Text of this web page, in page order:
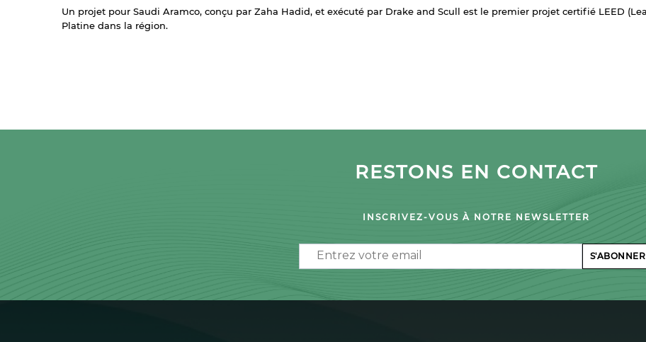
Un projet pour Saudi Aramco, conçu par Zaha Hadid, et exécuté par Drake and Scull est le premier projet certifié LEED
Platine dans la région.
RESTONS EN CONTACT
INSCRIVEZ-VOUS À NOTRE NEWSLETTER
Email S'ABONNER